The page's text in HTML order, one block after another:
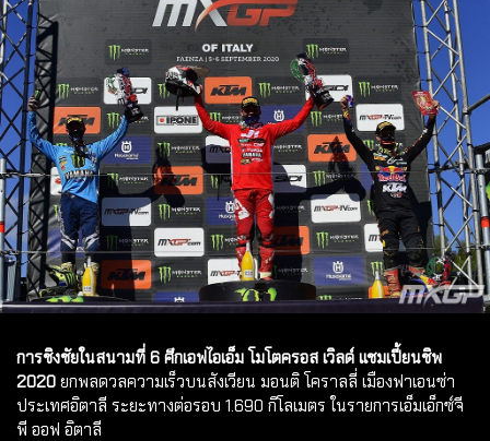
การชิงชัยในสนามที่ 6 ศึกเอฟไอเอ็ม โมโตครอส เวิลด์ แชมเปี้ยนชิพ
2020 ยกพลดวลความเร็วบนสังเวียน มอนติ โคราลลี่ เมืองฟาเอนซ่า
ประเทศอิตาลี ระยะทางต่อรอบ 1.690 กิโลเมตร ในรายการเอ็มเอ็กซ์จี
พี ออฟ อิตาลี